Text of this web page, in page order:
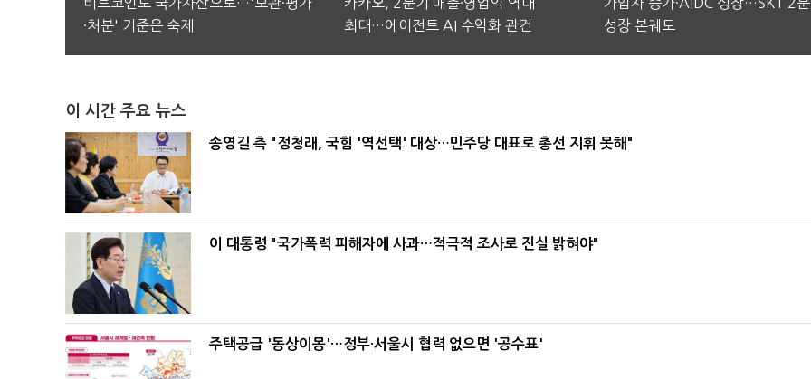
·처분' 기준은 숙제
최대…에이전트 AI 수익화 관건
성장 본궤도
이 시간 주요 뉴스
송영길 측 "정청래, 국힘 '역선택' 대상…민주당 대표로 총선 지휘 못해"
이 대통령 "국가폭력 피해자에 사과…적극적 조사로 진실 밝혀야"
주택공급 '동상이몽'…정부·서울시 협력 없으면 '공수표'